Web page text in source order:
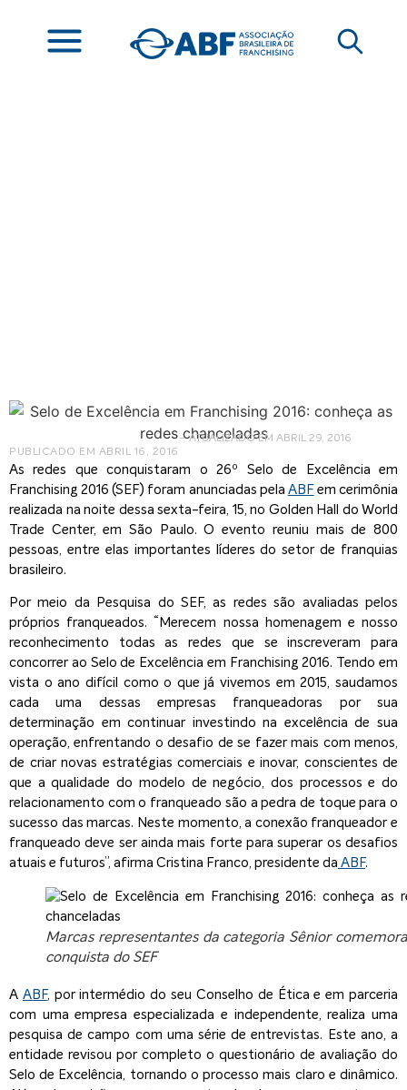
PUBLICADO EM ABRIL 16, 2016
– ATUALIZADO EM ABRIL 29, 2016
As redes que conquistaram o 26º Selo de Excelência em
Franchising 2016 (SEF) foram anunciadas pela ABF em cerimônia
realizada na noite dessa sexta-feira, 15, no Golden Hall do World
Trade Center, em São Paulo. O evento reuniu mais de 800
pessoas, entre elas importantes líderes do setor de franquias
brasileiro.
Por meio da Pesquisa do SEF, as redes são avaliadas pelos
próprios franqueados. “Merecem nossa homenagem e nosso
reconhecimento todas as redes que se inscreveram para
concorrer ao Selo de Excelência em Franchising 2016. Tendo em
vista o ano difícil como o que já vivemos em 2015, saudamos
cada uma dessas empresas franqueadoras por sua
determinação em continuar investindo na excelência de sua
operação, enfrentando o desafio de se fazer mais com menos,
de criar novas estratégias comerciais e inovar, conscientes de
que a qualidade do modelo de negócio, dos processos e do
relacionamento com o franqueado são a pedra de toque para o
sucesso das marcas. Neste momento, a conexão franqueador e
franqueado deve ser ainda mais forte para superar os desafios
atuais e futuros”, afirma Cristina Franco, presidente da ABF.
Marcas representantes da categoria Sênior
conquista do SEF
A ABF, por intermédio do seu Conselho de Ética e em parceria
com uma empresa especializada e independente, realiza uma
pesquisa de campo com uma série de entrevistas. Este ano, a
entidade revisou por completo o questionário de avaliação do
Selo de Excelência, tornando o processo mais claro e dinâmico.